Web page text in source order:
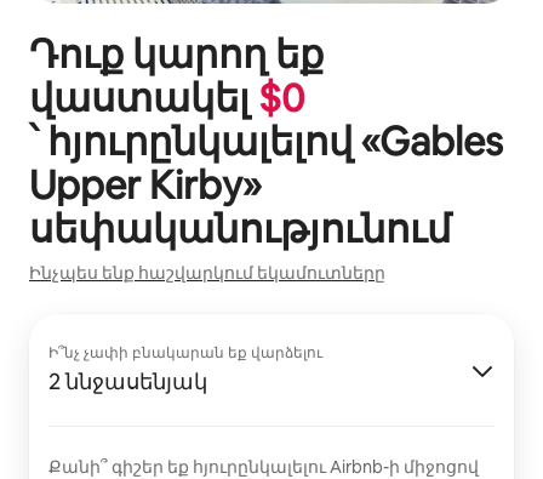
Դուք կարող եք
վաստակել $0
՝ հյուրընկալելով «Gables
Upper Kirby»
սեփականությունում
Ինչպես ենք հաշվարկում եկամուտները
Ի՞նչ չափի բնակարան եք վարձելու
2 ննջասենյակ
Քանի՞ գիշեր եք հյուրընկալելու Airbnb-ի միջոցով